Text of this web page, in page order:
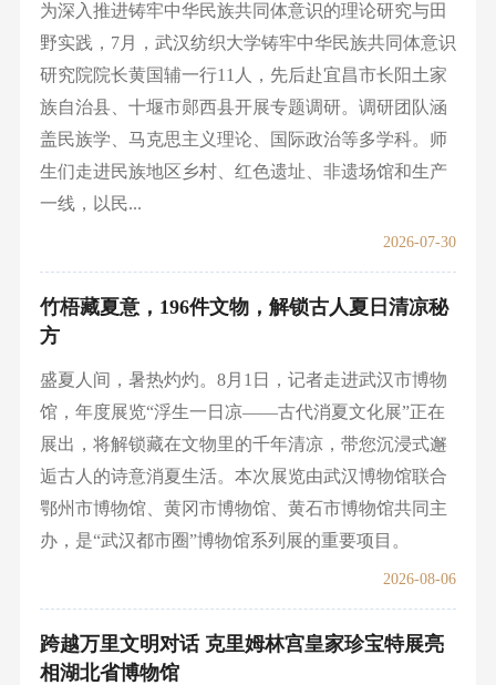
为深入推进铸牢中华民族共同体意识的理论研究与田
野实践，7月，武汉纺织大学铸牢中华民族共同体意识
研究院院长黄国辅一行11人，先后赴宜昌市长阳土家
族自治县、十堰市郧西县开展专题调研。调研团队涵
盖民族学、马克思主义理论、国际政治等多学科。师
生们走进民族地区乡村、红色遗址、非遗场馆和生产
一线，以民...
2026-07-30
竹梧藏夏意，196件文物，解锁古人夏日清凉秘
方
盛夏人间，暑热灼灼。8月1日，记者走进武汉市博物
馆，年度展览“浮生一日凉——古代消夏文化展”正在
展出，将解锁藏在文物里的千年清凉，带您沉浸式邂
逅古人的诗意消夏生活。本次展览由武汉博物馆联合
鄂州市博物馆、黄冈市博物馆、黄石市博物馆共同主
办，是“武汉都市圈”博物馆系列展的重要项目。
2026-08-06
跨越万里文明对话 克里姆林宫皇家珍宝特展亮
相湖北省博物馆